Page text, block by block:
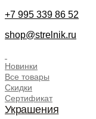
+7 995 339 86 52
shop@strelnik.ru
Новинки
Все товары
Скидки
Сертификат
Украшения